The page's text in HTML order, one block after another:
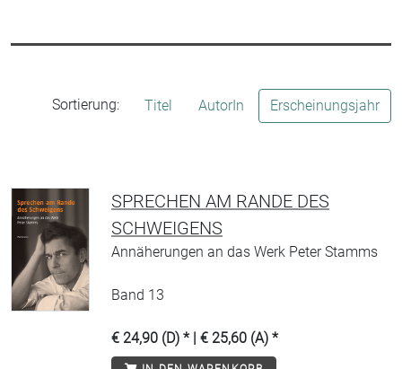
Sortierung: Titel AutorIn Erscheinungsjahr
SPRECHEN AM RANDE DES
SCHWEIGENS
Annäherungen an das Werk Peter Stamms
Band 13
€ 24,90 (D) * | € 25,60 (A) *